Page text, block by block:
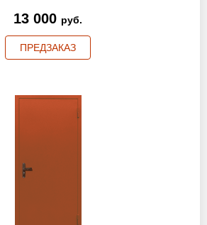
13 000 руб.
ПРЕДЗАКАЗ